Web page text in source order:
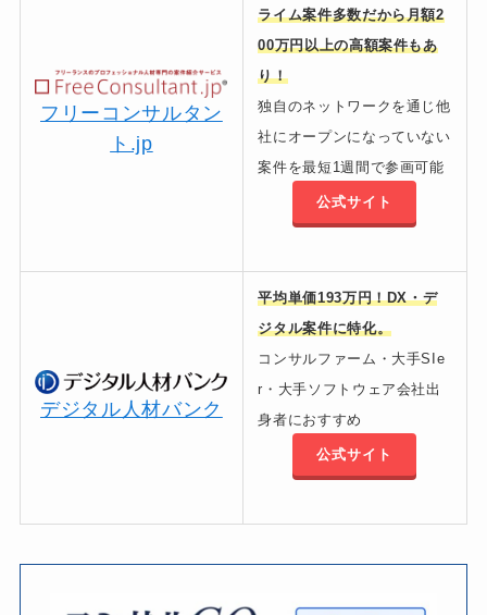
フリーコンサルタン
ト.jp
ライム案件多数だから月額2
00万円以上の高額案件もあ
り！
独自のネットワークを通じ他
社にオープンになっていない
案件を最短1週間で参画可能
公式サイト
デジタル人材バンク
平均単価193万円！DX・デ
ジタル案件に特化。
コンサルファーム・大手SIe
r・大手ソフトウェア会社出
身者におすすめ
公式サイト